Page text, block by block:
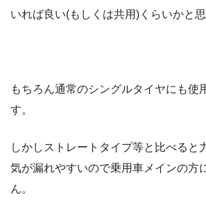
いれば良い(もしくは共用)くらいかと思
もちろん通常のシングルタイヤにも使
す。
しかしストレートタイプ等と比べると
気が漏れやすいので乗用車メインの方
ん。